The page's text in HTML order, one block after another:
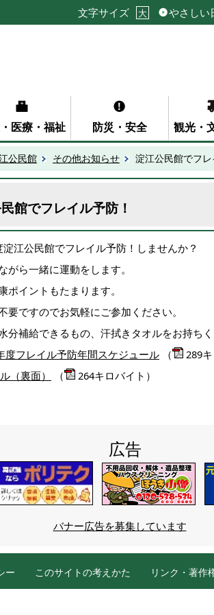
文字サイズ 大 やさしい
医療・福祉 防災・安全 観光・
公民館 その他お知らせ 淀江公民館でフレ
館でフレイル予防！
江公民館でフレイル予防！しませんか？
がら一緒に運動をします。
ポイントもたまります。
要ですのでお気軽にご参加ください。
分補給できるもの、汗拭きタオルをお持ちく
度フレイル予防年間スケジュール （
289キ
（裏面）
（ 264キロバイト）
広告
バナー広告を募集しています
ー このサイトの考えかた リンク・著作